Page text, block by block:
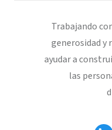
Trabajando
generosidad y
ayudar a
las